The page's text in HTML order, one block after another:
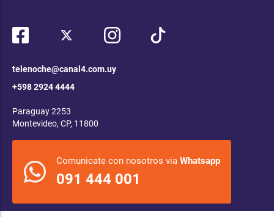
telenoche@canal4.com.uy
+598 2924 4444
Paraguay 2253
Montevideo, CP, 11800
Comunicate con nosotros via Whatsapp
091 444 001